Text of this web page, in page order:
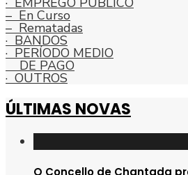
– En Curso
– Rematadas
· BANDOS
· PERÍODO MEDIO
DE PAGO
· OUTROS
ÚLTIMAS NOVAS
O Concello de Chantada